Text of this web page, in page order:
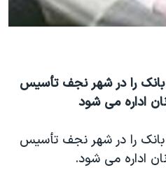
را در شهر نجف تأسیس
اداره می شود
را در شهر نجف تأسيس
اداره می شود.